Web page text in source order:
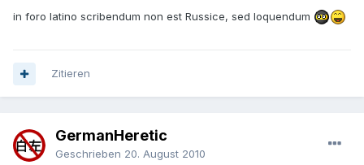
in foro latino scribendum non est Russice, sed loquendum
Zitieren
GermanHeretic
Geschrieben 20. August 2010